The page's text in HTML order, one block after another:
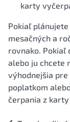
karty
Pokiaľ
mesačných a
rovnako.
alebo ju chcete
výhodnejšia
poplatkom
čerpania z